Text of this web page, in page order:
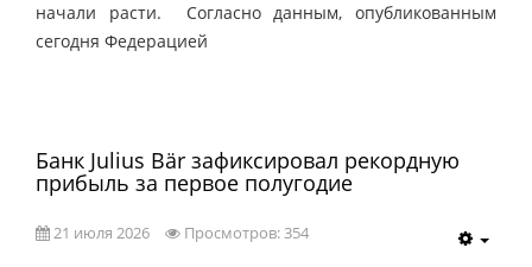
начали расти. Согласно данным, опубликованным
сегодня Федерацией
Банк Julius Bär зафиксировал рекордную
прибыль за первое полугодие
21 июля 2026 Просмотров: 354